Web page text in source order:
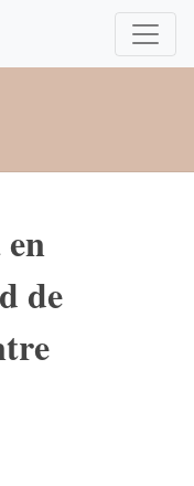
de